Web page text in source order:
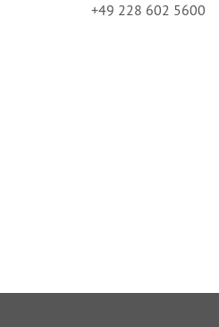
+49 228 602 5600